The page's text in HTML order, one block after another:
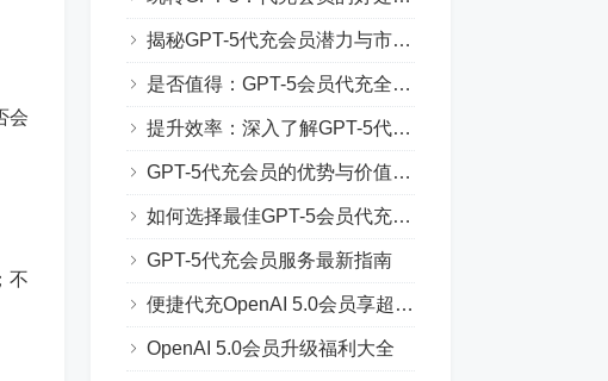
会
不
揭秘GPT-5代充会员潜力与市场趋势
是否值得：GPT-5会员代充全方位评测
提升效率：深入了解GPT-5代充会员功能
GPT-5代充会员的优势与价值解析
如何选择最佳GPT-5会员代充方案
GPT-5代充会员服务最新指南
便捷代充OpenAI 5.0会员享超值服务
OpenAI 5.0会员升级福利大全